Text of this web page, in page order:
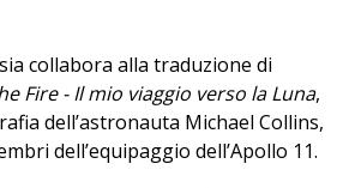
collabora alla traduzione di
Fire - Il mio viaggio verso la Luna,
dell’astronauta Michael Collins,
dell’equipaggio dell’Apollo 11.